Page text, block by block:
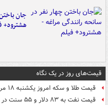
جان
هشترود+
قیمت‌های روز در یک نگاه
قیمت طلا و سکه امروز یکشنبه ۱۸ مرداد ۱۴۰۵
قیمت نفت به ۸۳ دلار و ۵۵ سنت در هر بشکه رسید